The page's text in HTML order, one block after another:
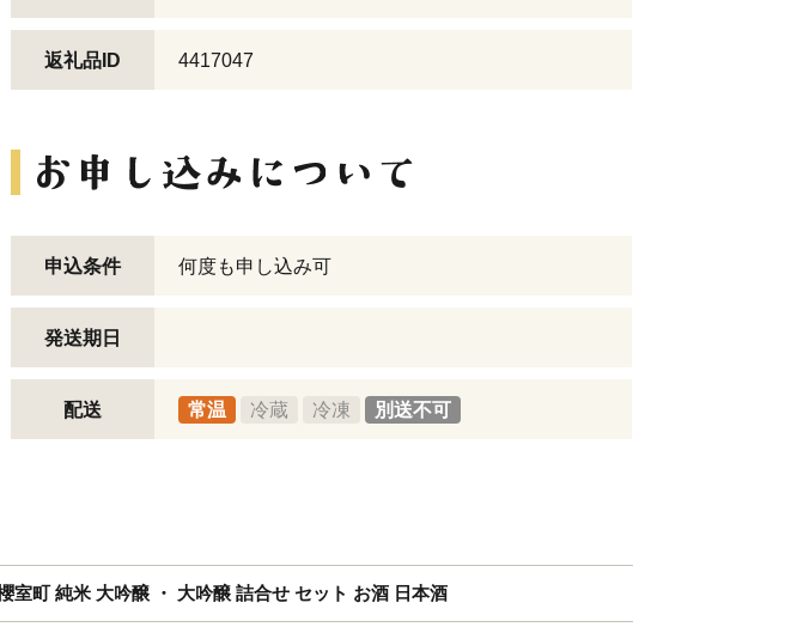
返礼品ID 4417047
申込条件 何度も申し込み可
発送期日
配送 常温 冷蔵 冷凍 別送不可
室町 純米 大吟醸 ・ 大吟醸 詰合せ セット お酒 日本酒